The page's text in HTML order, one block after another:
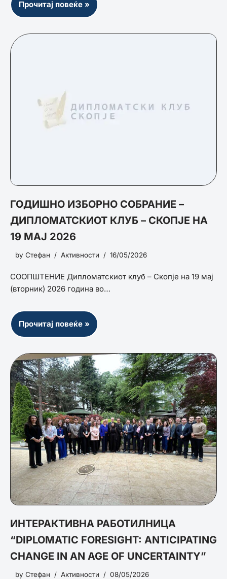
Прочитај повеќе »
ГОДИШНО ИЗБОРНО СОБРАНИЕ –
ДИПЛОМАТСКИОТ КЛУБ – СКОПЈЕ НА
19 МАЈ 2026
by Стефан Активности 16/05/2026
СООПШТЕНИЕ Дипломатскиот клуб – Скопје на 19 мај
(вторник) 2026 година во…
Прочитај повеќе »
ИНТЕРАКТИВНА РАБОТИЛНИЦА
“DIPLOMATIC FORESIGHT: ANTICIPATING
CHANGE IN AN AGE OF UNCERTAINTY”
by Стефан Активности 08/05/2026